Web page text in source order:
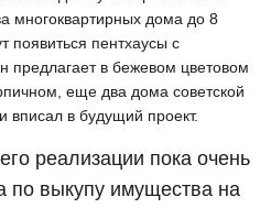
многоквартирных дома до 8
появиться пентхаусы с
предлагает в бежевом цветовом
еще два дома советской
вписал в будущий проект.
реализации пока очень
по выкупу имущества на